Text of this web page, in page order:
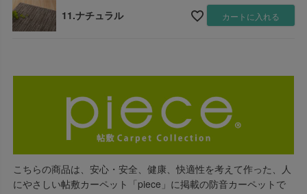
11.ナチュラル カートに入れる
こちらの商品は、安心・安全、健康、快適性を考えて作った、人
にやさしい帖敷カーペット「piece」に掲載の防音カーペットで